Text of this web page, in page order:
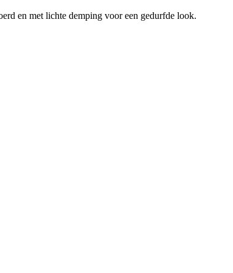
en met lichte demping voor een gedurfde look.